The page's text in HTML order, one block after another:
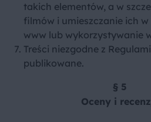
takich elementów, a w
filmów i umieszczanie ich
www lub wykorzystywanie
Treści niezgodne z
publikowane.
§ 5
Oceny i